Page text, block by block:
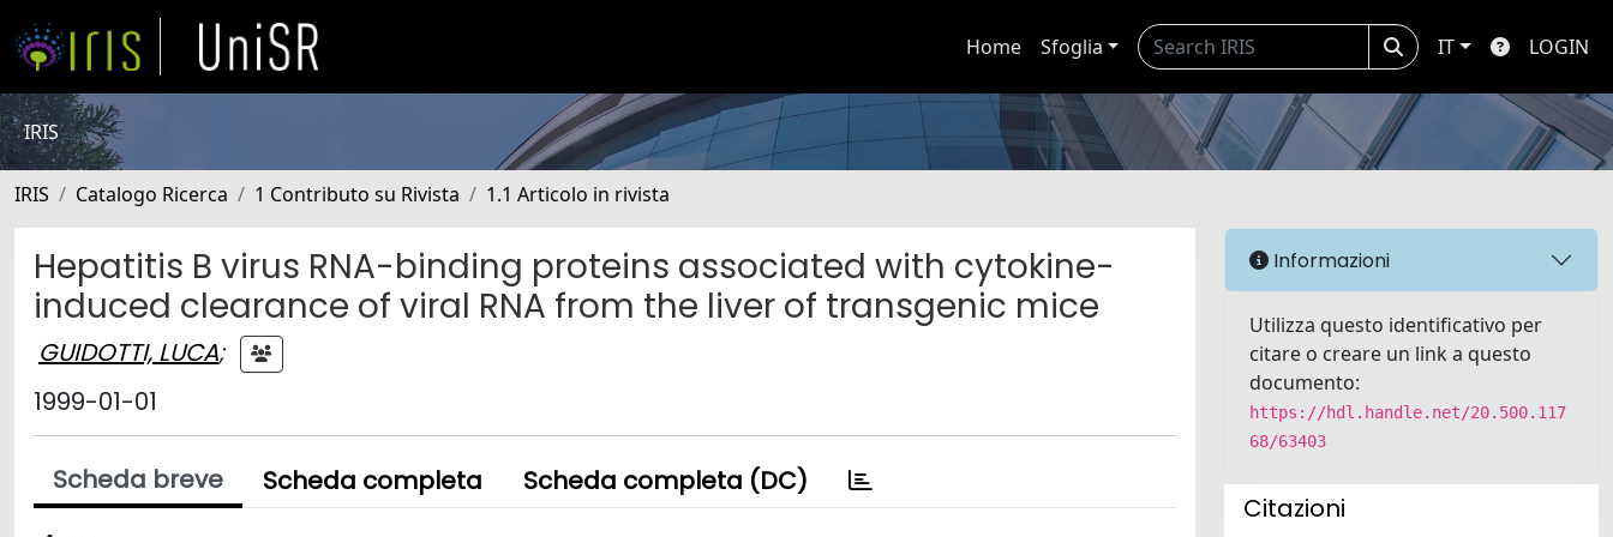
Home Sfoglia IT LOGIN
IRIS
IRIS Catalogo Ricerca 1 Contributo su Rivista 1.1 Articolo in rivista
Hepatitis B virus RNA-binding proteins associated with cytokine-
induced clearance of viral RNA from the liver of transgenic mice
GUIDOTTI, LUCA;
1999-01-01
Scheda breve Scheda completa Scheda completa (DC)
Informazioni
Utilizza questo identificativo per
citare o creare un link a questo
documento:
https://hdl.handle.net/20.500.117
68/63403
Citazioni